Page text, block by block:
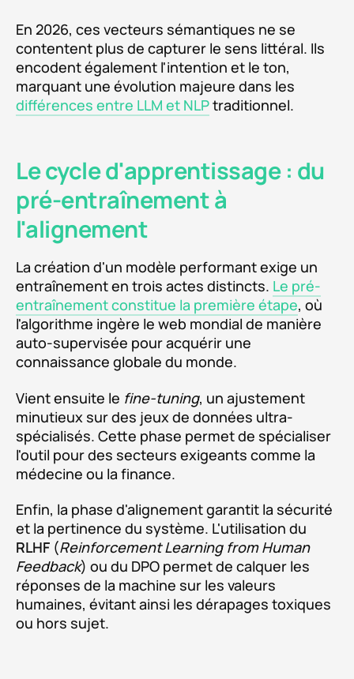
En 2026, ces vecteurs sémantiques ne se
contentent plus de capturer le sens littéral. Ils
encodent également l'intention et le ton,
marquant une évolution majeure dans les
différences entre LLM et NLPtraditionnel.
Le cycle d'apprentissage : du
pré-entraînement à
l'alignement
La création d'un modèle performant exige un
entraînement en trois actes distincts. Le pré-
entraînement constitue la première étape, où
l'algorithme ingère le web mondial de manière
auto-supervisée pour acquérir une
connaissance globale du monde.
Vient ensuite le fine-tuning, un ajustement
minutieux sur des jeux de données ultra-
spécialisés. Cette phase permet de spécialiser
l'outil pour des secteurs exigeants comme la
médecine ou la finance.
Enfin, la phase d'alignement garantit la sécurité
et la pertinence du système. L'utilisation du
RLHF (Reinforcement Learning from Human
Feedback) ou du DPO permet de calquer les
réponses de la machine sur les valeurs
humaines, évitant ainsi les dérapages toxiques
ou hors sujet.